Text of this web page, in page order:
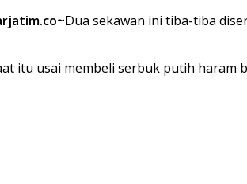
Dua sekawan ini tiba-tiba
itu usai membeli serbuk putih